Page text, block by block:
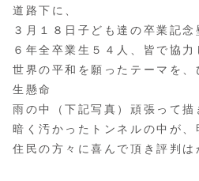
道路下に、
３月１８日子ども達の卒業記念
６年全卒業生５４人、皆で協力
世界の平和を願ったテーマを
生懸命
雨の中（下記写真）頑張って描
暗く汚かったトンネルの中が、
住民の方々に喜んで頂き評判は